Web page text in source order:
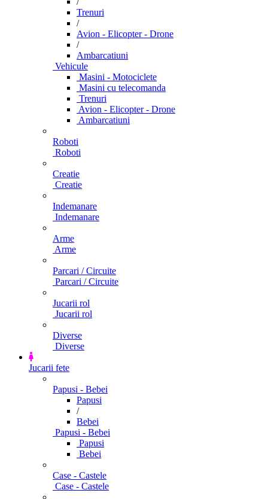
Trenuri
/
Avion - Elicopter - Drone
/
Ambarcatiuni
Vehicule
Masini - Motociclete
Masini cu telecomanda
Trenuri
Avion - Elicopter - Drone
Ambarcatiuni
Roboti
Roboti
Creatie
Creatie
Indemanare
Indemanare
Arme
Arme
Parcari / Circuite
Parcari / Circuite
Jucarii rol
Jucarii rol
Diverse
Diverse
Jucarii fete
Papusi - Bebei
Papusi
/
Bebei
Papusi - Bebei
Papusi
Bebei
Case - Castele
Case - Castele